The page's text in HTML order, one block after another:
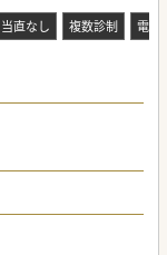
当直なし 複数診制 電子